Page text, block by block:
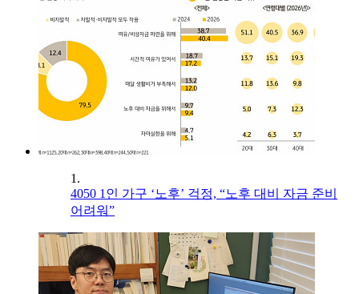
1.
4050 1인 가구 ‘노후’ 걱정, “노후 대비 자금 준비
어려워”